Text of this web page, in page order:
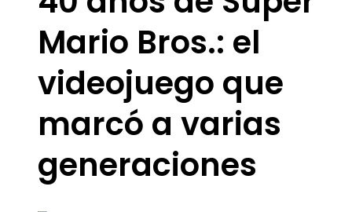
Mario Bros.: el
videojuego que
marcó a varias
generaciones